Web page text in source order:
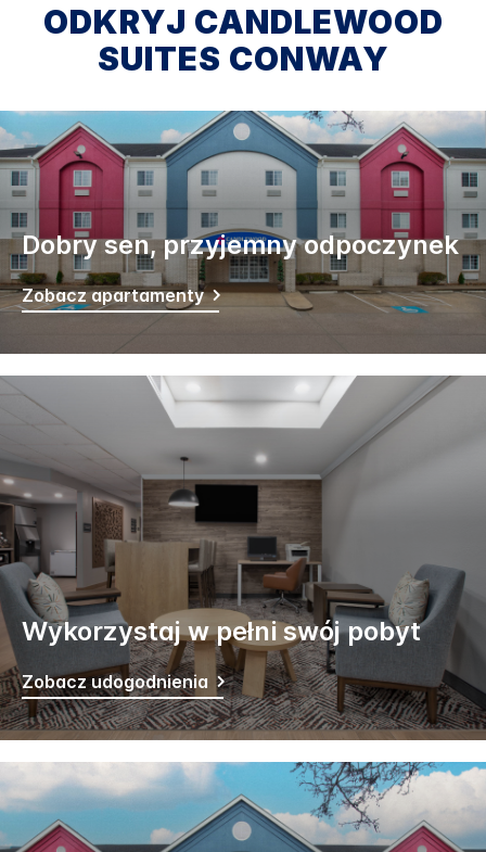
ODKRYJ CANDLEWOOD
SUITES CONWAY
Dobry sen, przyjemny odpoczynek
Zobacz apartamenty
Wykorzystaj w pełni swój pobyt
Zobacz udogodnienia